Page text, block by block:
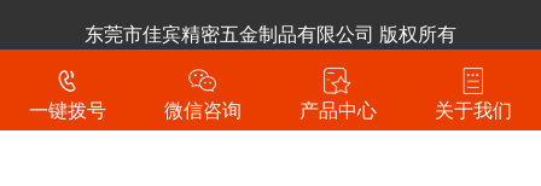
东莞市佳宾精密五金制品有限公司 版权所有
技术支持：
东莞网站建设
一键拨号 微信咨询 产品中心 关于我们